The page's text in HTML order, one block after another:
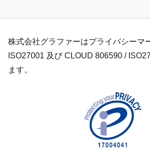
株式会社グラファーはプライバシーマ
ISO27001 及び CLOUD 806590 /
ます。